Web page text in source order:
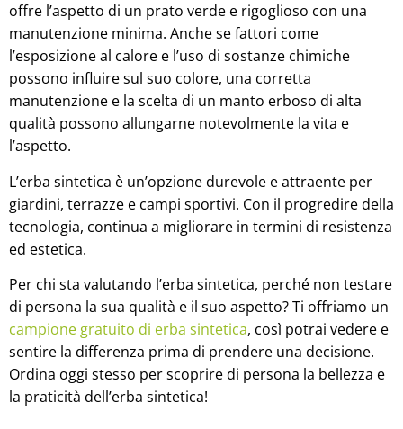
offre l’aspetto di un prato verde e rigoglioso con una
manutenzione minima. Anche se fattori come
l’esposizione al calore e l’uso di sostanze chimiche
possono influire sul suo colore, una corretta
manutenzione e la scelta di un manto erboso di alta
qualità possono allungarne notevolmente la vita e
l’aspetto.
L’erba sintetica è un’opzione durevole e attraente per
giardini, terrazze e campi sportivi. Con il progredire della
tecnologia, continua a migliorare in termini di resistenza
ed estetica.
Per chi sta valutando l’erba sintetica, perché non testare
di persona la sua qualità e il suo aspetto? Ti offriamo un
campione gratuito di erba sintetica, così potrai vedere e
sentire la differenza prima di prendere una decisione.
Ordina oggi stesso per scoprire di persona la bellezza e
la praticità dell’erba sintetica!